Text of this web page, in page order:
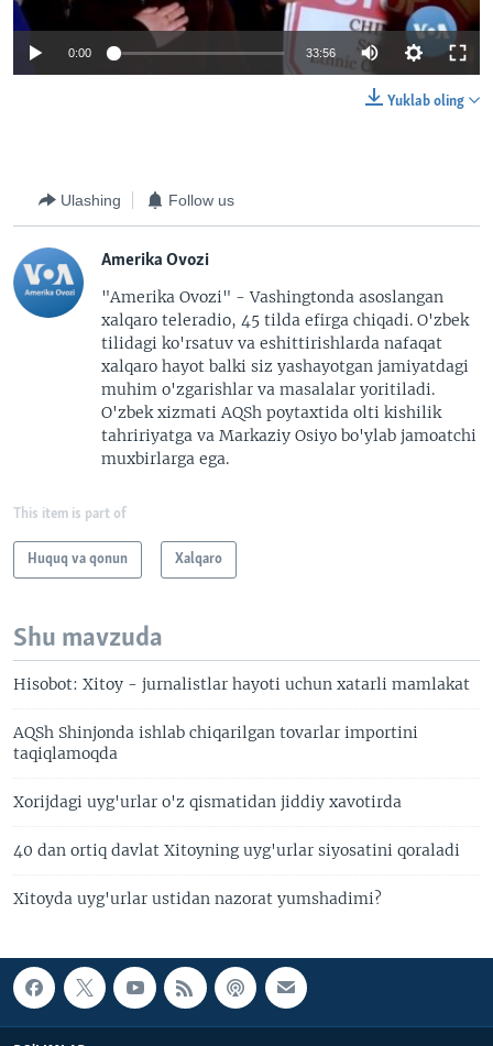
0:00 33:56
Yuklab oling
Ulashing Follow us
Amerika Ovozi
"Amerika Ovozi" - Vashingtonda asoslangan
xalqaro teleradio, 45 tilda efirga chiqadi. O'zbek
tilidagi ko'rsatuv va eshittirishlarda nafaqat
xalqaro hayot balki siz yashayotgan jamiyatdagi
muhim o'zgarishlar va masalalar yoritiladi.
O'zbek xizmati AQSh poytaxtida olti kishilik
tahririyatga va Markaziy Osiyo bo'ylab jamoatchi
muxbirlarga ega.
This item is part of
Huquq va qonun Xalqaro
Shu mavzuda
Hisobot: Xitoy - jurnalistlar hayoti uchun xatarli mamlakat
AQSh Shinjonda ishlab chiqarilgan tovarlar importini
taqiqlamoqda
Xorijdagi uyg'urlar o'z qismatidan jiddiy xavotirda
40 dan ortiq davlat Xitoyning uyg'urlar siyosatini qoraladi
Xitoyda uyg'urlar ustidan nazorat yumshadimi?